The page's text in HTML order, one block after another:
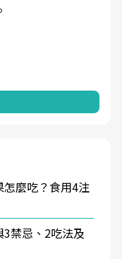
麼吃？食用4注
禁忌、2吃法及